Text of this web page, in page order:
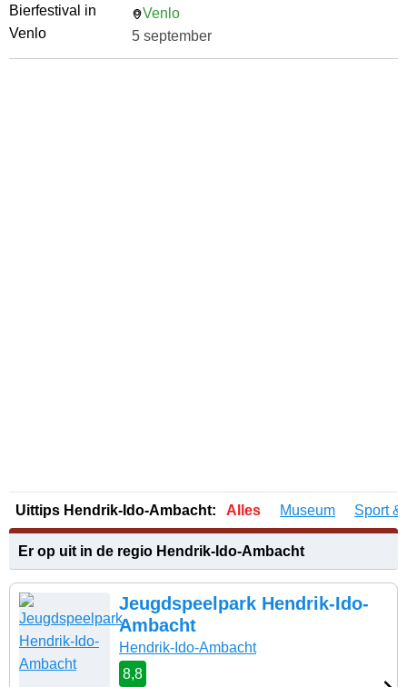
Venlo
5 september
Uittips Hendrik-Ido-Ambacht: Alles Museum Sport &
Er op uit in de regio Hendrik-Ido-Ambacht
Jeugdspeelpark Hendrik-Ido-
Ambacht
Hendrik-Ido-Ambacht
8,8